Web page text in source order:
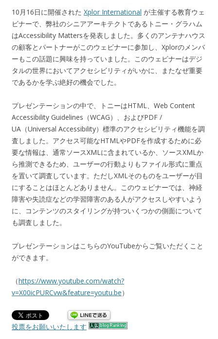
10月16日に開催された Xplor International が主催する教育ウェ
ビナーで、弊社のシニアアーキテクトであるトニー・グラハム
はAccessibility Mattersを発表しました。多くのアンテナハウス
の顧客とパートナーがこのウェビナーに参加し、Xplorのメンバ
ーもこの話題に興味を持っていました。このウェビナーはデジ
タルの世界においてアクセシビリティがいかに、またなぜ重要
であるかを学ぶ絶好の機会でした。
プレゼンテーションの中で、トニーはHTML、Web Content
Accessibility Guidelines（WCAG）、およびPDF /
UA（Universal Accessibility）標準のアクセシビリティ機能を調
査しました。アクセス可能なHTMLやPDFを作成するために必
要な情報は、通常ソースXMLに含まれているか、ソースXMLか
ら推測できるため、ユーザーの行動よりもファイル形式に重点
を置いて調査しています。ただしXMLそのものをユーザーが目
にすることはほとんどありません。このウェビナーでは、神経
障害や失読症などの学習障害のある人がアクセスしやすいよう
に、コンテンツのスタイリングが持ついくつかの側面について
も調査しました。
プレゼンテーションはこちらのYouTubeからご覧いただくこと
ができます。
（https://www.youtube.com/watch?
v=X00icPURCvw&feature=youtu.be）
投票をお願いいたします